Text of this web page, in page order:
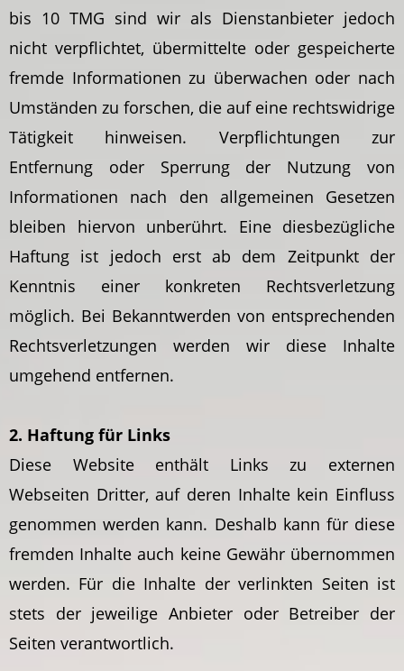
bis 10 TMG sind wir als Dienstanbieter jedoch
nicht verpflichtet, übermittelte oder gespeicherte
fremde Informationen zu überwachen oder nach
Umständen zu forschen, die auf eine rechtswidrige
Tätigkeit hinweisen. Verpflichtungen zur
Entfernung oder Sperrung der Nutzung von
Informationen nach den allgemeinen Gesetzen
bleiben hiervon unberührt. Eine diesbezügliche
Haftung ist jedoch erst ab dem Zeitpunkt der
Kenntnis einer konkreten Rechtsverletzung
möglich. Bei Bekanntwerden von entsprechenden
Rechtsverletzungen werden wir diese Inhalte
umgehend entfernen.
2. Haftung für Links
Diese Website enthält Links zu externen
Webseiten Dritter, auf deren Inhalte kein Einfluss
genommen werden kann. Deshalb kann für diese
fremden Inhalte auch keine Gewähr übernommen
werden. Für die Inhalte der verlinkten Seiten ist
stets der jeweilige Anbieter oder Betreiber der
Seiten verantwortlich.